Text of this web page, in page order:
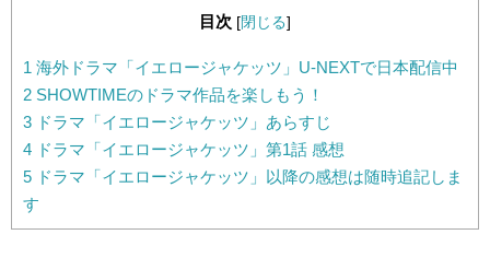
目次 [閉じる]
1 海外ドラマ「イエロージャケッツ」U-NEXTで日本配信中
2 SHOWTIMEのドラマ作品を楽しもう！
3 ドラマ「イエロージャケッツ」あらすじ
4 ドラマ「イエロージャケッツ」第1話 感想
5 ドラマ「イエロージャケッツ」以降の感想は随時追記しま
す